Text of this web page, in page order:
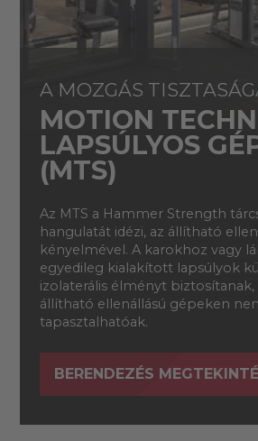
A MOZGÁS
MOTION
LAPSÚLYOS
(MTS)
Az MTS a Hammer Strength
hangulatát idézi, az állítható
kényelmével. A karokhoz vagy
egyedileg kialakított lapsúlyok
izolaterális élményt biztosítanak,
állítható ellenállású gépeken
tapasztalhatóak.
BERENDEZÉS